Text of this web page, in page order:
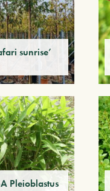
sunrise’
Pleioblastus